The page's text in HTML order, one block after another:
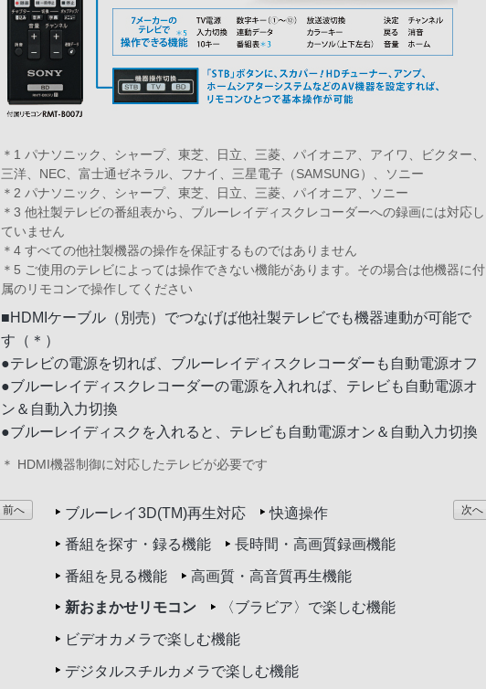
＊1 パナソニック、シャープ、東芝、日立、三菱、パイオニア、アイワ、ビクター、
三洋、NEC、富士通ゼネラル、フナイ、三星電子（SAMSUNG）、ソニー
＊2 パナソニック、シャープ、東芝、日立、三菱、パイオニア、ソニー
＊3 他社製テレビの番組表から、ブルーレイディスクレコーダーへの録画には対応し
ていません
＊4 すべての他社製機器の操作を保証するものではありません
＊5 ご使用のテレビによっては操作できない機能があります。その場合は他機器に付
属のリモコンで操作してください
■HDMIケーブル（別売）でつなげば他社製テレビでも機器連動が可能で
す（＊）
●テレビの電源を切れば、ブルーレイディスクレコーダーも自動電源オフ
●ブルーレイディスクレコーダーの電源を入れれば、テレビも自動電源オ
ン＆自動入力切換
●ブルーレイディスクを入れると、テレビも自動電源オン＆自動入力切換
＊ HDMI機器制御に対応したテレビが必要です
前へ 次へ
ブルーレイ3D(TM)再生対応 快適操作
番組を探す・録る機能 長時間・高画質録画機能
番組を見る機能 高画質・高音質再生機能
新おまかせリモコン 〈ブラビア〉で楽しむ機能
ビデオカメラで楽しむ機能
デジタルスチルカメラで楽しむ機能